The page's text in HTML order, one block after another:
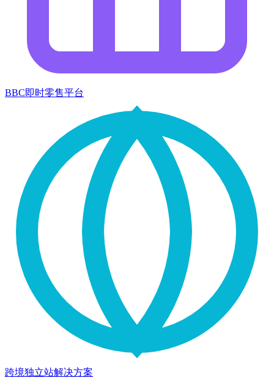
BBC即时零售平台
跨境独立站解决方案